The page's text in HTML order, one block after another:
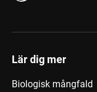
Lär dig mer
Biologisk mångfald